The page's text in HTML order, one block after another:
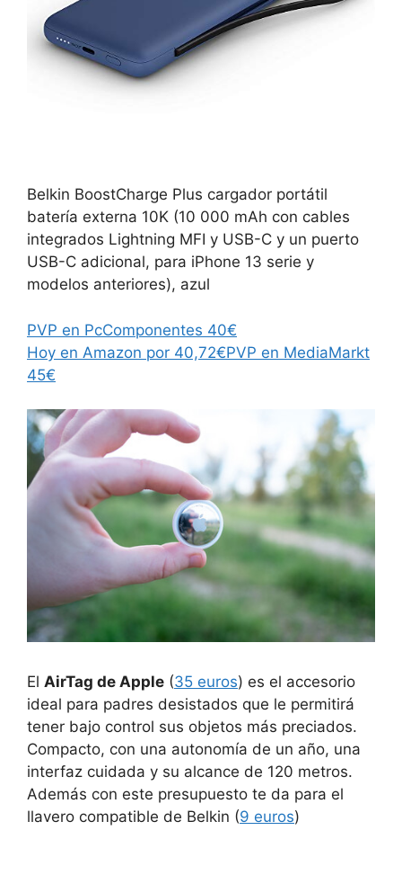
Belkin BoostCharge Plus cargador portátil
batería externa 10K (10 000 mAh con cables
integrados Lightning MFI y USB-C y un puerto
USB-C adicional, para iPhone 13 serie y
modelos anteriores), azul
PVP en PcComponentes 40€
Hoy en Amazon por 40,72€PVP en MediaMarkt
45€
El AirTag de Apple (35 euros) es el accesorio
ideal para padres desistados que le permitirá
tener bajo control sus objetos más preciados.
Compacto, con una autonomía de un año, una
interfaz cuidada y su alcance de 120 metros.
Además con este presupuesto te da para el
llavero compatible de Belkin (9 euros)